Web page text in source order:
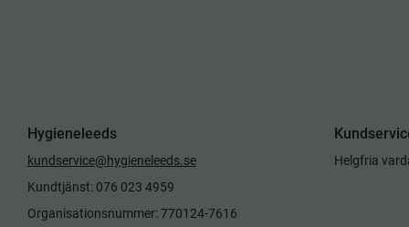
Hygieneleeds
kundservice@hygieneleeds.se
Kundtjänst: 076 023 4959
Organisationsnummer: 770124-7616
Helgfria